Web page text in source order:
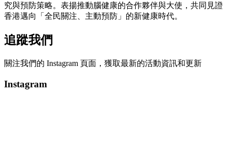
究與預防策略。表揚推動腦健康的合作夥伴與大使，共同見證
香港邁向「全民關注、主動預防」的新健康時代。
追蹤我們
關注我們的 Instagram 頁面，獲取最新的活動資訊和更新
Instagram